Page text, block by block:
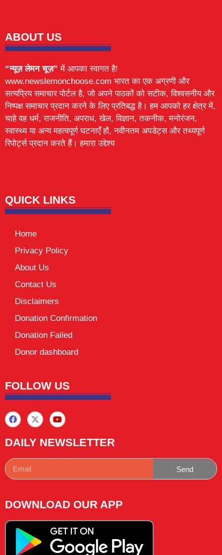
ABOUT US
“न्यूज़ लेमन चूज़” में आपका स्वागत है!
www.newslemonchoose.com भारत का एक अग्रणी और
सत्यप्रिय समाचार पोर्टल है, जो अपने पाठकों को सटीक, विश्वसनीय और
निष्पक्ष समाचार प्रदान करने के लिए प्रतिबद्ध है। हम आपको हर क्षेत्र में,
चाहे वह धर्म, राजनीति, अपराध, खेल, विज्ञान, तकनीक, मनोरंजन,
स्वास्थ्य या अन्य महत्वपूर्ण घटनाएँ हों, नवीनतम अपडेट्स और तथ्यपूर्ण
रिपोर्ट्स प्रदान करते हैं। हमारा उद्देश्य
QUICK LINKS
Home
Privacy Policy
About Us
Contact Us
Disclaimers
Donation Confirmation
Donation Failed
Donor dashboard
FOLLOW US
DAILY NEWSLETTER
Send
DOWNLOAD OUR APP